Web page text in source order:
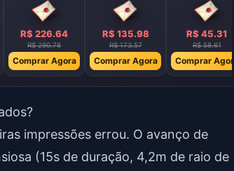
R$ 226.64
R$ 290.78
Comprar Agora
R$ 135.98
R$ 173.57
Comprar Agora
R$ 45.31
R$ 58.61
Comprar Agora
impressões errou. O avanço de
(15s de duração, 4,2m de raio de